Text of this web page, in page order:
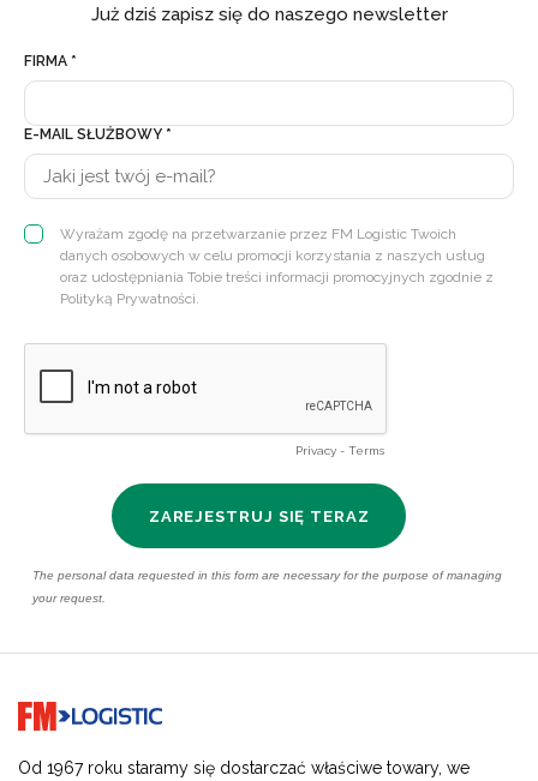
Już dziś zapisz się do naszego newsletter
Go to home page
Od 1967 roku staramy się dostarczać właściwe towary, we